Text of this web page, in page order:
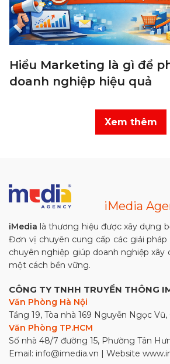
Hiểu Marketing là gì để
doanh nghiệp hiệu quả
Xem thêm
iMedia
iMedia là thương hiệu được xây dựng
Đơn vị chuyên cung cấp các giải
chuyên nghiệp giúp doanh nghiệp xây
một cách bền vững.
CÔNG TY TNHH TRUYỀN THÔNG
Văn Phòng Hà Nội
Tầng 19, Tòa nhà 169 Nguyễn Ngọc Vũ,
Văn Phòng TP.HCM
Số nhà 48/7 đường 15, Phường Tân
Email: info@imedia.vn | Website